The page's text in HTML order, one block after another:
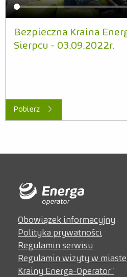
Kontakt
Bezpieczna Kraina
Sierpcu - 03.09.2022r.
Pobierz
Obowiązek informacyjny
Polityka prywatności
Regulamin serwisu
Regulamin wizyty w
Krainy Energa-Operator"